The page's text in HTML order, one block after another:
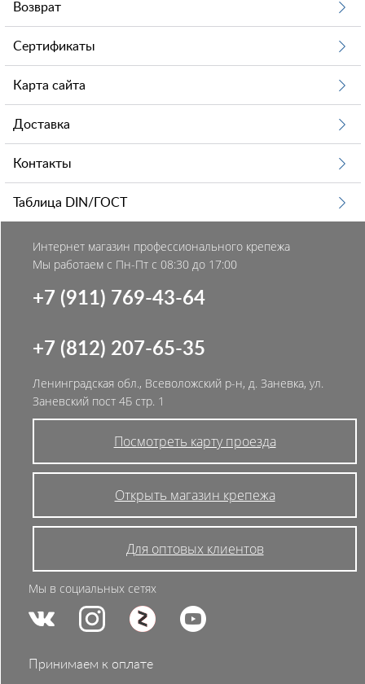
Возврат
Сертификаты
Карта сайта
Доставка
Контакты
Таблица DIN/ГОСТ
Интернет магазин профессионального крепежа
Мы работаем с Пн-Пт с 08:30 до 17:00
+7 (911) 769-43-64
+7 (812) 207-65-35
Ленинградская обл., Всеволожский р-н, д. Заневка, ул.
Заневский пост 4Б стр. 1
Посмотреть карту проезда
Открыть магазин крепежа
Для оптовых клиентов
Мы в социальных сетях
Принимаем к оплате